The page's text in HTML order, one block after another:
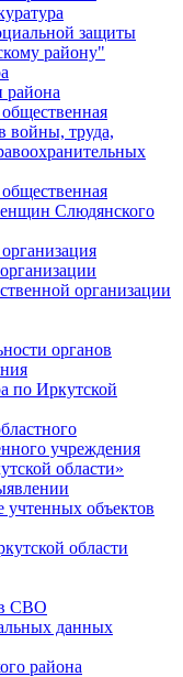
защиты
району"
района
войны, труда,
Слюдянского
организации
органов
по Иркутской
учреждения
области»
учтенных объектов
области
СВО
данных
района